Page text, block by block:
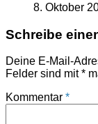
8. Oktober
Schreibe
Deine E-Mail-
Felder sind mit*
Kommentar *